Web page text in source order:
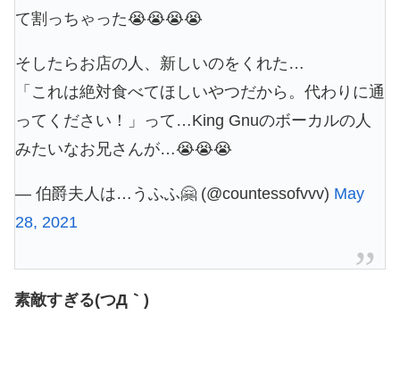
て割っちゃった😭😭😭😭
そしたらお店の人、新しいのをくれた…
「これは絶対食べてほしいやつだから。代わりに通
ってください！」って…King Gnuのボーカルの人
みたいなお兄さんが…😭😭😭
— 伯爵夫人は…うふふ🤗 (@countessofvvv) May
28, 2021
素敵すぎる(つД｀)